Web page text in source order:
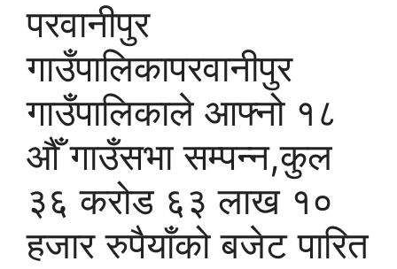
परवानीपुर
गाउँपालिकापरवानीपुर
गाउँपालिकाले आफ्नो १८
औँ गाउँसभा सम्पन्न,कुल
३६ करोड ६३ लाख १०
हजार रुपैयाँको बजेट पारित